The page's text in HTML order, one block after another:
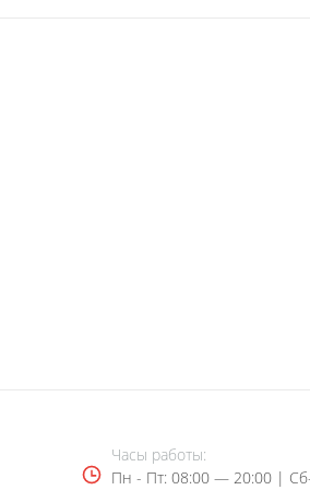
Часы работы:
Пн - Пт: 08:00 — 20:00 |